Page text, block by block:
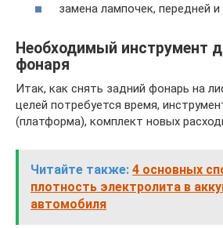
замена лампочек, передней и
Необходимый инструмент
фонаря
Итак, как снять задний фонарь на
целей потребуется время,
(платформа), комплект новых
Читайте также: 4 основных
плотность электролита в
автомобиля